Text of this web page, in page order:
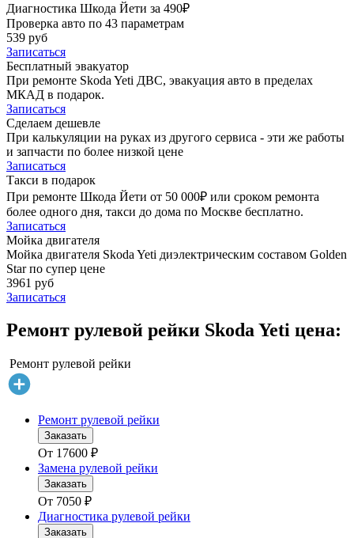
Диагностика Шкода Йети за 490₽
Проверка авто по 43 параметрам
539 руб
Записаться
Бесплатный эвакуатор
При ремонте Skoda Yeti ДВС, эвакуация авто в пределах
МКАД в подарок.
Записаться
Сделаем дешевле
При калькуляции на руках из другого сервиса - эти же работы
и запчасти по более низкой цене
Записаться
Такси в подарок
При ремонте Шкода Йети от 50 000₽ или сроком ремонта
более одного дня, такси до дома по Москве бесплатно.
Записаться
Мойка двигателя
Мойка двигателя Skoda Yeti диэлектрическим составом Golden
Star по супер цене
3961 руб
Записаться
Ремонт рулевой рейки Skoda Yeti цена:
Ремонт рулевой рейки
Ремонт рулевой рейки
Заказать
От 17600 ₽
Замена рулевой рейки
Заказать
От 7050 ₽
Диагностика рулевой рейки
Заказать